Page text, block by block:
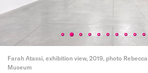
Farah Atassi, exhibition view, 2019, photo
Museum